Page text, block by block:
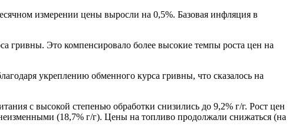
измерении цены выросли на 0,5%. Базовая инфляция в
гривны. Это компенсировало более высокие темпы роста цен на
укреплению обменного курса гривны, что сказалось на
с высокой степенью обработки снизились до 9,2% г/г. Рост цен
(18,7% г/г). Цены на топливо продолжали снижаться (на